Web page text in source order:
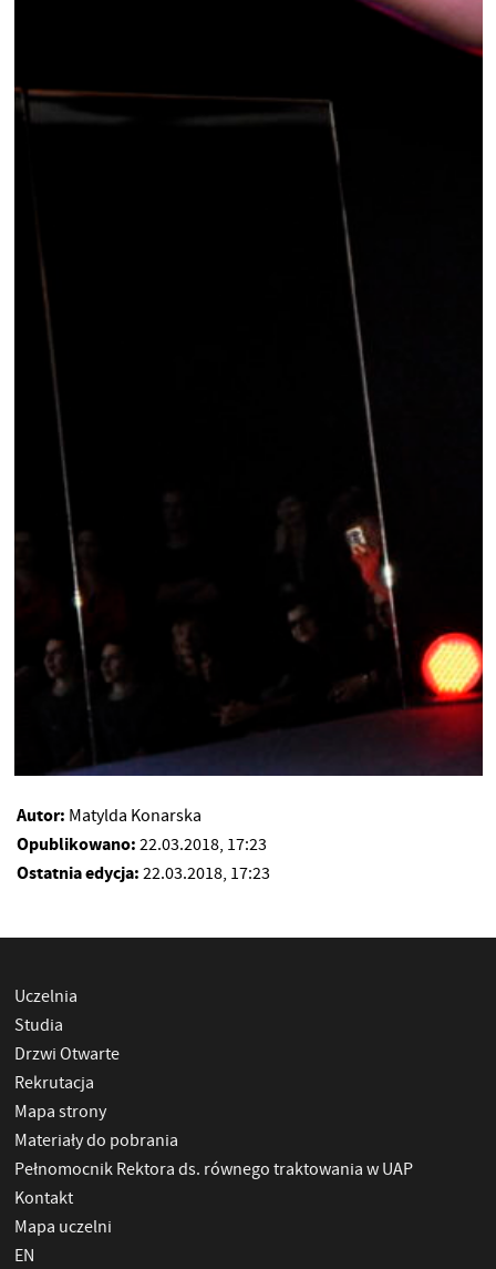
Autor: Matylda Konarska
Opublikowano: 22.03.2018, 17:23
Ostatnia edycja: 22.03.2018, 17:23
Uczelnia
Studia
Drzwi Otwarte
Rekrutacja
Mapa strony
Materiały do pobrania
Pełnomocnik Rektora ds. równego traktowania w UAP
Kontakt
Mapa uczelni
EN